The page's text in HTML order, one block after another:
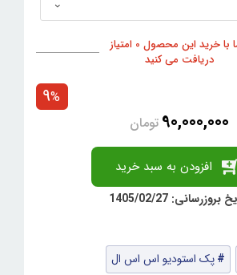
شما با خرید این محصول 0 امتیاز
دریافت می کنید
90,000,000 تومان
9%
افزودن به سبد خرید
بروزرسانی: 1405/02/27
پک استودیو اس اس ال